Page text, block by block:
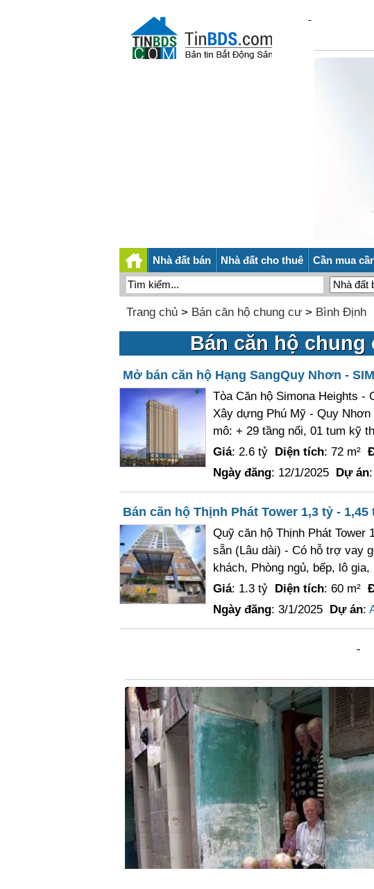
Nhà đất bán Nhà đất cho thuê Cần mua
Trang chủ> Bán căn hộ chung cư> Bình Định
Bán căn hộ
Mở bán căn hộ Hạng SangQuy Nhơn -
Tòa Căn hộ Simona Heights -
Xây dựng Phú Mỹ - Quy
mô: + 29 tầng nổi, 01 tum kỹ
Giá: 2.6 tỷ Diện tích: 72 m²
Ngày đăng: 12/1/2025 Dự án:
Bán căn hộ Thịnh Phát Tower 1,3 tỷ - 1,45
Quỹ căn hộ Thịnh Phát Tower
sẵn (Lâu dài) - Có hỗ trợ vay
khách, Phòng ngủ, bếp, lô gia,
Giá: 1.3 tỷ Diện tích: 60 m²
Ngày đăng: 3/1/2025 Dự án: